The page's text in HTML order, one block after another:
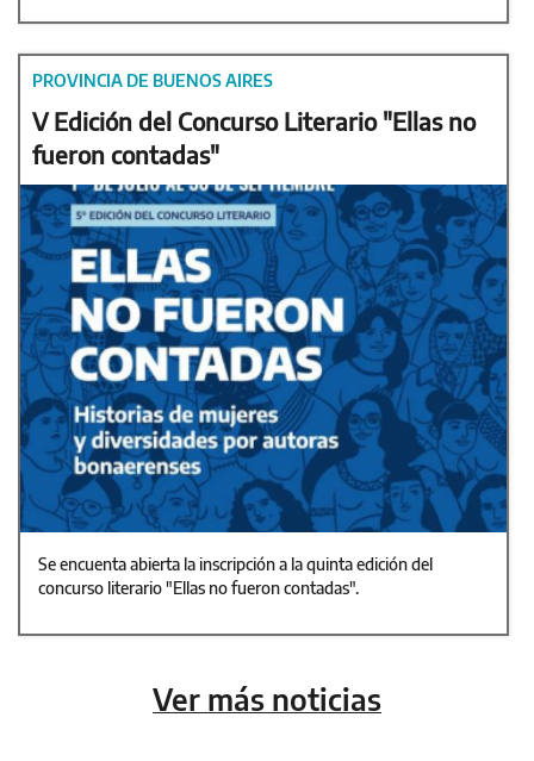
PROVINCIA DE BUENOS AIRES
V Edición del Concurso Literario "Ellas no
fueron contadas"
Se encuenta abierta la inscripción a la quinta edición del
concurso literario "Ellas no fueron contadas".
Ver más noticias